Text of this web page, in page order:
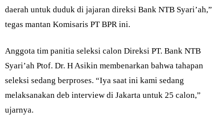
daerah untuk duduk di jajaran direksi Bank NTB Syari’ah,”
tegas mantan Komisaris PT BPR ini.
Anggota tim panitia seleksi calon Direksi PT. Bank NTB
Syari’ah Ptof. Dr. H Asikin membenarkan bahwa tahapan
seleksi sedang berproses. “Iya saat ini kami sedang
melaksanakan deb interview di Jakarta untuk 25 calon,”
ujarnya.